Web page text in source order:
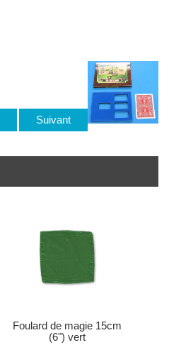
Suivant
Foulard de magie 15cm
(6") vert